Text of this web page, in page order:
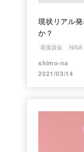
現状リアル
か？
老後資金 NISA
shimo-na
2021/03/14